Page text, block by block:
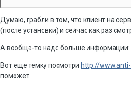
Думаю, грабли в том, что клиент на
(после установки) и сейчас как раз
А вообще-то надо больше информации:
Вот еще темку посмотри http://
поможет.